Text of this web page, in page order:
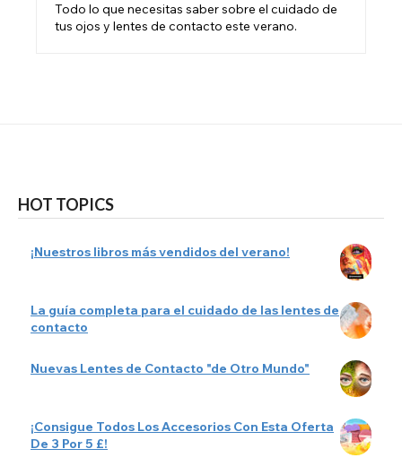
HOT TOPICS
¡Nuestros libros más vendidos del verano!
La guía completa para el cuidado de las lentes de
contacto
Nuevas Lentes de Contacto "de Otro Mundo"
¡Consigue Todos Los Accesorios Con Esta Oferta
De 3 Por 5 £!
Todo lo que necesitas saber sobre el cuidado de
tus ojos y lentes de contacto este verano.